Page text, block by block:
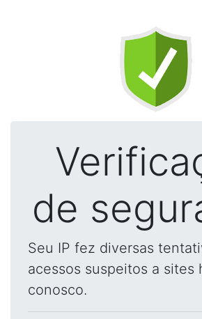
de
Seu IP fez diversas
acessos suspeitos a sites
conosco.